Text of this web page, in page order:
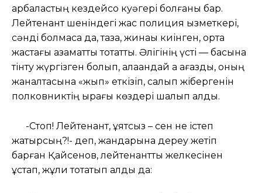
қарбаластың кездейсоқ куәгері болғаны бар.
Лейтенант шеніндегі жас полиция қызметкері,
сәнді болмаса да, таза, жинақы киінген, орта
жастағы азаматты тоқтатты. Әлігінің үсті — басына
тінту жүргізген болып, алақандай ақ қағазды, оның
жанқалтасына «жып» еткізіп, салып жібергенін
полковниктің қырағы көздері шалып қалды.
-Стоп! Лейтенант, ұятсыз – сен не істеп
жатырсың?!- деп, жандарына дереу жетіп
барған Қайсенов, лейтенантты желкесінен
ұстап, жұлқи тоқтатып алды да: